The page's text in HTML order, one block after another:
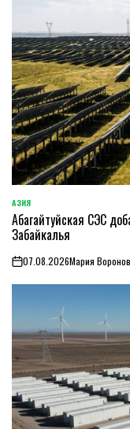
ОПУБЛИКОВАНО
В
АЗИЯ
Абагайтуйская СЭС
Забайкалья
on07.08.2026Мария